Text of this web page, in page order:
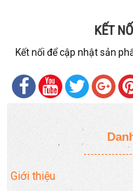
KẾT
Kết nối để cập nhật sản
Giới thiệu